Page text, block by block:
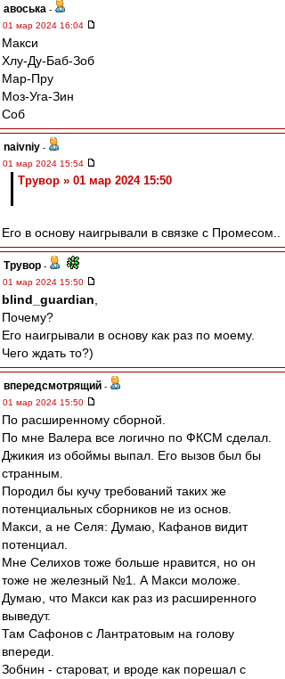
авоська -
01 мар 2024 16:04
Макси
Хлу-Ду-Баб-Зоб
Мар-Пру
Моз-Уга-Зин
Соб
naivniy -
01 мар 2024 15:54
Трувор » 01 мар 2024 15:50
Его в основу наигрывали в связке с Промесом..
Трувор -
01 мар 2024 15:50
blind_guardian
Почему?
Его наигрывали в основу как раз по моему.
Чего ждать то?)
впередсмотрящий -
01 мар 2024 15:50
По расширенному сборной.
По мне Валера все логично по ФКСМ сделал.
Джикия из обоймы выпал. Его вызов был бы
странным.
Породил бы кучу требований таких же
потенциальных сборников не из основ.
Макси, а не Селя: Думаю, Кафанов видит
потенциал.
Мне Селихов тоже больше нравится, но он
тоже не железный №1. А Макси моложе.
Думаю, что Макси как раз из расширенного
выведут.
Там Сафонов с Лантратовым на голову
впереди.
Зобнин - староват, и вроде как порешал с